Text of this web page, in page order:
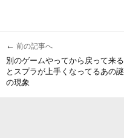
← 前の記事へ
別のゲームやってから戻って来る
とスプラが上手くなってるあの謎
の現象